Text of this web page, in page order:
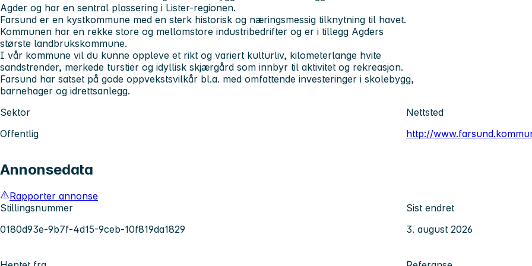
Agder og har en sentral plassering i Lister-regionen.
Farsund er en kystkommune med en sterk historisk og næringsmessig tilknytning til havet.
Kommunen har en rekke store og mellomstore industribedrifter og er i tillegg Agders
største landbrukskommune.
I vår kommune vil du kunne oppleve et rikt og variert kulturliv, kilometerlange hvite
sandstrender, merkede turstier og idyllisk skjærgård som innbyr til aktivitet og rekreasjon.
Farsund har satset på gode oppvekstsvilkår bl.a. med omfattende investeringer i skolebygg,
barnehager og idrettsanlegg.
Sektor
Offentlig
Nettsted
http://
Annonsedata
Rapporter annonse
Stillingsnummer
0180d93e-9b7f-4d15-9ceb-10f819da1829
Sist endret
3. august 2026